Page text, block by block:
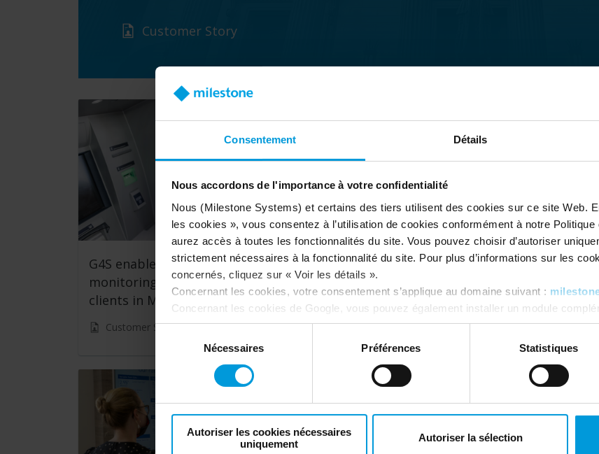
Consentement Détails
Nous accordons de l'importance à votre confidentialité
Nous (Milestone Systems) et certains des tiers utilisent des cookies sur ce site Web.
les cookies », vous consentez à l’utilisation de cookies conformément à notre
aurez accès à toutes les fonctionnalités du site. Vous pouvez choisir d’autoriser
strictement nécessaires à la fonctionnalité du site. Pour plus d’informations sur les
concernés, cliquez sur « Voir les détails ».
Concernant les cookies, votre consentement s’applique au domaine suivant :
Concernant les cookies de Google, vous pouvez également installer un module
désactivation de Google Analytics ici :https://tools.google.com/dlpage/
votre consentement
Sélection
consentement
Nécessaires Préférences Statistiques
Autoriser les cookies nécessaires
uniquement
Autoriser la sélection
Customer Story
G4S enables 24/7 secure ATM
monitoring for multiple banking
clients in Morocco
Customer Story
Milestone video security sparkles in
the world of diamonds
Customer Story